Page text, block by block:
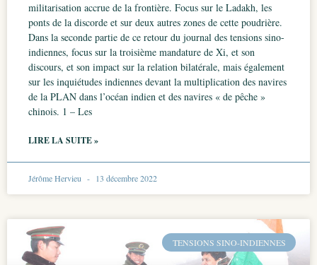
militarisation accrue de la frontière. Focus sur le Ladakh, les
ponts de la discorde et sur deux autres zones de cette poudrière.
Dans la seconde partie de ce retour du journal des tensions sino-
indiennes, focus sur la troisième mandature de Xi, et son
discours, et son impact sur la relation bilatérale, mais également
sur les inquiétudes indiennes devant la multiplication des navires
de la PLAN dans l’océan indien et des navires « de pêche »
chinois. 1 – Les
LIRE LA SUITE »
Jérôme Hervieu 13 décembre 2022
TENSIONS SINO-INDIENNES